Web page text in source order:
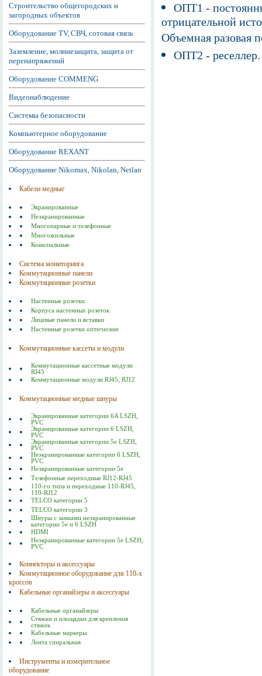
Строительство общегородских и
загородных объектов
Оборудование TV, СВЧ, сотовая связь
Заземление, молниезащита, защита от
перенапряжений
Оборудование COMMENG
Видеонаблюдение
Системы безопасности
Компьютерное оборудование
Оборудование REXANT
Оборудование Nikomax, Nikolan, Netlan
Кабели медные
Экранированные
Неэкранированные
Многопарные и телефонные
Многожильные
Коаксиальные
Система мониторинга
Коммутационные панели
Коммутационные розетки
Настенные розетки
Корпуса настенных розеток
Лицевые панели и вставки
Настенные розетки оптические
Коммутационные кассеты и модули
Коммутационные кассетные модули
RJ45
Коммутационные модули RJ45, RJ12
Коммутационные медные шнуры
Экранированные категории 6A LSZH,
PVC
Экранированные категории 6 LSZH,
PVC
Экранированные категории 5е LSZH,
PVC
Неэкранированные категории 6 LSZH,
PVC
Неэкранированные категории 5е
Телефонные переходные RJ12-RJ45
110-го типа и переходные 110-RJ45,
110-RJ12
TELCO категории 5
TELCO категории 3
Шнуры с замками неэкранированные
категории 5е и 6 LSZH
HDMI
Неэкранированные категории 5е LSZH,
PVC
Коннекторы и аксессуары
Коммутационное оборудование для 110-х
кроссов
Кабельные органайзеры и аксессуары
Кабельные органайзеры
Стяжки и площадки для крепления
стяжек
Кабельные маркеры
Лента спиральная
Инструменты и измерительное
оборудование
ОПТ1 -
отрицательной
Объемная разовая
ОПТ2 -